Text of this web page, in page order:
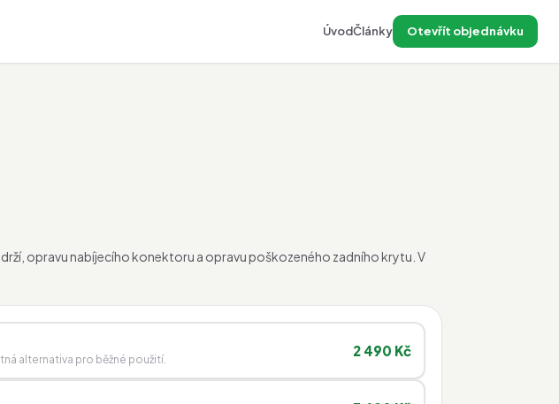
ÚvodČlánky Otevřít objednávku
opravu nabíjecího konektoru a opravu poškozeného zadního krytu. V
alternativa pro běžné použití.
2 490 Kč